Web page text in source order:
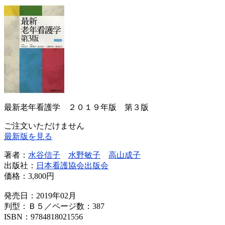
最新老年看護学 ２０１９年版 第３版
ご注文いただけません
最新版を見る
著者： 水谷信子 水野敏子
高山成子
出版社： 日本看護協会出版会
価格： 3,800円
発売日：2019年02月
判型：Ｂ５／ページ数：387
ISBN：9784818021556